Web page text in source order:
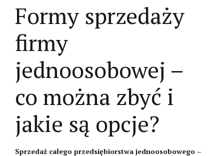
Formy sprzedaży
firmy
jednoosobowej –
co można zbyć i
jakie są opcje?
Sprzedaż całego przedsiębiorstwa jednoosobowego –